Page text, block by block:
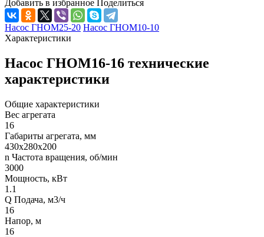
Добавить в избранное Поделиться
Насос ГНОМ25-20 Насос ГНОМ10-10
Характеристики
Насос ГНОМ16-16 технические
характеристики
Общие характеристики
Вес агрегата
16
Габариты агрегата, мм
430х280х200
n Частота вращения, об/мин
3000
Мощность, кВт
1.1
Q Подача, м3/ч
16
Напор, м
16